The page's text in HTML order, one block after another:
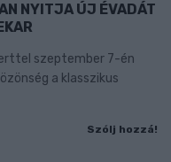
NYITJA ÚJ ÉVADÁT
szeptember 7-én
a klasszikus
Szólj hozzá!